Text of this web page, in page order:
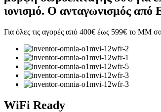
ιονισμό. Ο ανταγωνισμός από
Για όλες τις αγορές από 400€ έως 599€ το ΜΜ
WiFi Ready